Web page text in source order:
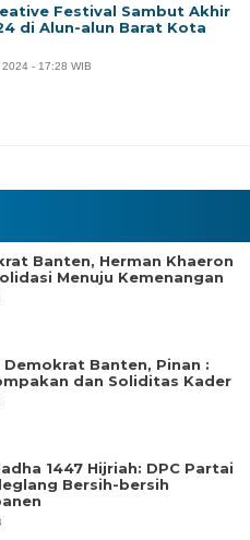
Banten, Herman Khaeron
Menuju Kemenangan
Demokrat Banten, Pinan :
dan Soliditas Kader
1447 Hijriah: DPC Partai
Bersih-bersih
Festival Sambut Akhir
di Alun-alun Barat Kota
- 17:28 WIB